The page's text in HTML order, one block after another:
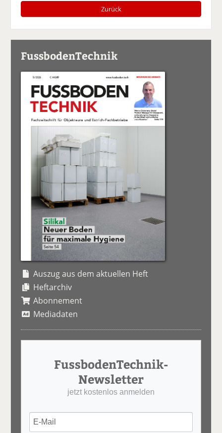
Zurück
FussbodenTechnik
Auszug aus dem aktuellen Heft
Heftarchiv
Abonnement
Mediadaten
FussbodenTechnik-
Newsletter
jetzt kostenlos anmelden